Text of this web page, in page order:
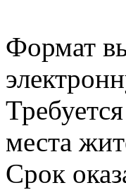
Формат
места
Срок